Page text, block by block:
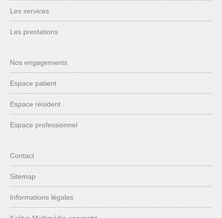
Les services
Les prestations
Nos engagements
Espace patient
Espace résident
Espace professionnel
Contact
Sitemap
Informations légales